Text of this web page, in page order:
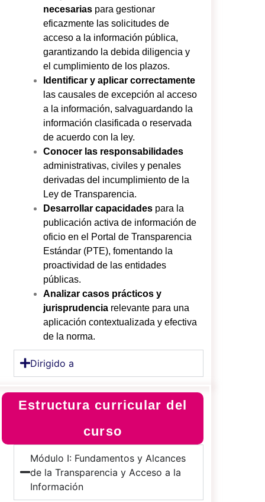
necesarias para gestionar
eficazmente las solicitudes de
acceso a la información pública,
garantizando la debida diligencia y
el cumplimiento de los plazos.
Identificar y aplicar correctamente
las causales de excepción al acceso
a la información, salvaguardando la
información clasificada o reservada
de acuerdo con la ley.
Conocer las responsabilidades
administrativas, civiles y penales
derivadas del incumplimiento de la
Ley de Transparencia.
Desarrollar capacidades para la
publicación activa de información de
oficio en el Portal de Transparencia
Estándar (PTE), fomentando la
proactividad de las entidades
públicas.
Analizar casos prácticos y
jurisprudencia relevante para una
aplicación contextualizada y efectiva
de la norma.
Dirigido a
Estructura curricular del
curso
Módulo I: Fundamentos y Alcances
de la Transparencia y Acceso a la
Información